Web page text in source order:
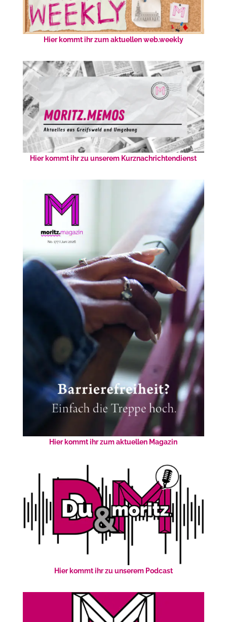
Hier kommt ihr zum aktuellen web.weekly
Hier kommt ihr zu unserem Kurznachrichtendienst
Hier kommt ihr zum aktuellen Magazin
Hier kommt ihr zu unserem Podcast